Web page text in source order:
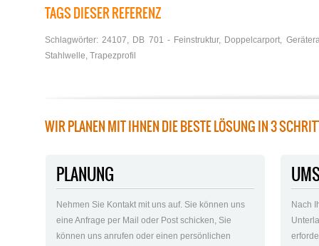
TAGS DIESER REFERENZ
Schlagwörter:24107, DB 701 - Feinstruktur, Doppelcarport,
Stahlwelle, Trapezprofil
WIR PLANEN MIT IHNEN DIE BESTE LÖSUNG IN 3
PLANUNG
Nehmen Sie Kontakt mit uns auf. Sie können uns
eine Anfrage per Mail oder Post schicken, Sie
können uns anrufen oder einen persönlichen
Nach